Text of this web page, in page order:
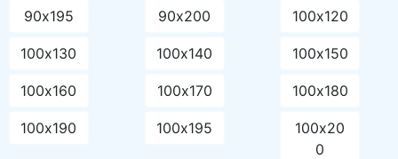
90х195 90х200 100х120
100х130 100х140 100х150
100х160 100х170 100х180
100х190 100х195
100х20
0